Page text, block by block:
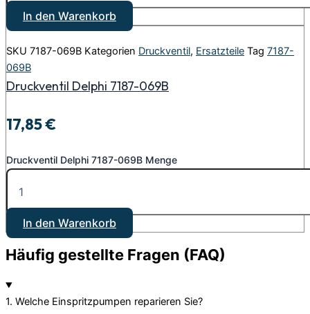
In den Warenkorb
SKU 7187-069B Kategorien Druckventil, Ersatzteile Tag 7187-
069B
Druckventil Delphi 7187-069B
17,85€
Druckventil Delphi 7187-069B Menge
In den Warenkorb
Häufig gestellte Fragen (FAQ)
1. Welche Einspritzpumpen reparieren Sie?